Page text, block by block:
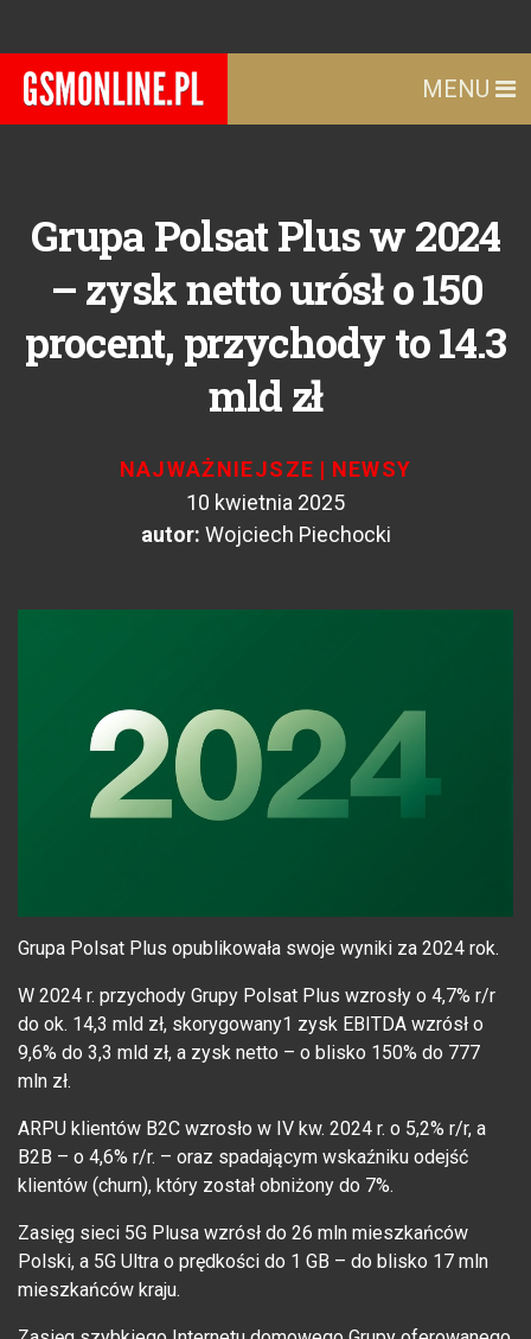
MENU
Grupa Polsat Plus w 2024
– zysk netto urósł o 150
procent, przychody to 14.3
mld zł
NAJWAŻNIEJSZE | NEWSY
10 kwietnia 2025
autor: Wojciech Piechocki
Grupa Polsat Plus opublikowała swoje wyniki za 2024 rok.
W 2024 r. przychody Grupy Polsat Plus wzrosły o 4,7% r/r
do ok. 14,3 mld zł, skorygowany1 zysk EBITDA wzrósł o
9,6% do 3,3 mld zł, a zysk netto – o blisko 150% do 777
mln zł.
ARPU klientów B2C wzrosło w IV kw. 2024 r. o 5,2% r/r, a
B2B – o 4,6% r/r. – oraz spadającym wskaźniku odejść
klientów (churn), który został obniżony do 7%.
Zasięg sieci 5G Plusa wzrósł do 26 mln mieszkańców
Polski, a 5G Ultra o prędkości do 1 GB – do blisko 17 mln
mieszkańców kraju.